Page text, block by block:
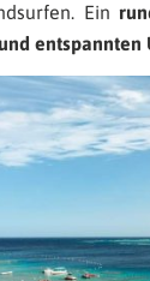
Ein
entspannten